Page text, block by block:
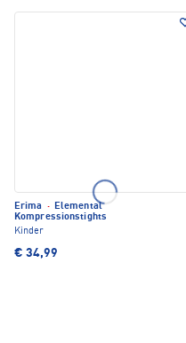
Erima · Elemental
Kompressionstights
Kinder
€ 34,99